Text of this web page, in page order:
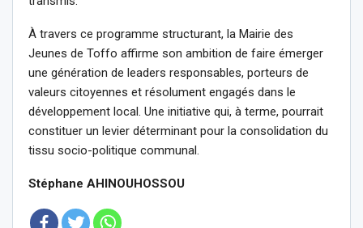
À travers ce programme structurant, la Mairie des
Jeunes de Toffo affirme son ambition de faire émerger
une génération de leaders responsables, porteurs de
valeurs citoyennes et résolument engagés dans le
développement local. Une initiative qui, à terme, pourrait
constituer un levier déterminant pour la consolidation du
tissu socio-politique communal.
Stéphane AHINOUHOSSOU